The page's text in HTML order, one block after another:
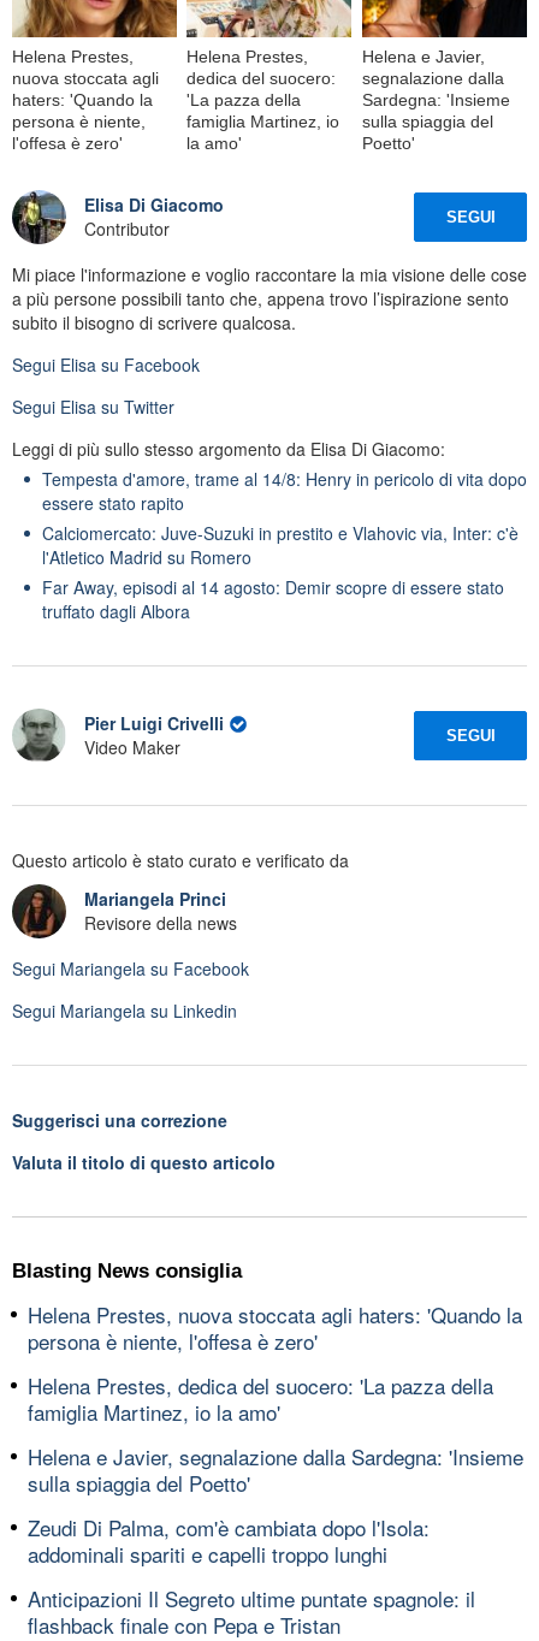
Helena Prestes,
nuova stoccata agli
haters: 'Quando la
persona è niente,
l'offesa è zero'
Helena Prestes,
dedica del suocero:
'La pazza della
famiglia Martinez, io
la amo'
Helena e Javier,
segnalazione dalla
Sardegna: 'Insieme
sulla spiaggia del
Poetto'
Elisa Di Giacomo
Contributor
SEGUI
Mi piace l'informazione e voglio raccontare la mia visione delle cose
a più persone possibili tanto che, appena trovo l’ispirazione sento
subito il bisogno di scrivere qualcosa.
Segui Elisa su Facebook
Segui Elisa su Twitter
Leggi di più sullo stesso argomento da Elisa Di Giacomo:
Tempesta d'amore, trame al 14/8: Henry in pericolo di vita dopo
essere stato rapito
Calciomercato: Juve-Suzuki in prestito e Vlahovic via, Inter: c'è
l'Atletico Madrid su Romero
Far Away, episodi al 14 agosto: Demir scopre di essere stato
truffato dagli Albora
Pier Luigi Crivelli
Video Maker
SEGUI
Questo articolo è stato curato e verificato da
Mariangela Princi
Revisore della news
Segui Mariangela su Facebook
Segui Mariangela su Linkedin
Suggerisci una correzione
Valuta il titolo di questo articolo
Blasting News consiglia
Helena Prestes, nuova stoccata agli haters: 'Quando la
persona è niente, l'offesa è zero'
Helena Prestes, dedica del suocero: 'La pazza della
famiglia Martinez, io la amo'
Helena e Javier, segnalazione dalla Sardegna: 'Insieme
sulla spiaggia del Poetto'
Zeudi Di Palma, com'è cambiata dopo l'Isola:
addominali spariti e capelli troppo lunghi
Anticipazioni Il Segreto ultime puntate spagnole: il
flashback finale con Pepa e Tristan